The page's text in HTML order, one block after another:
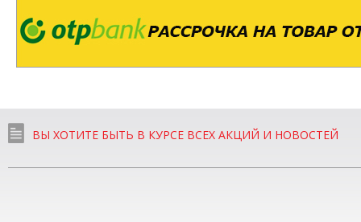
ВЫ ХОТИТЕ БЫТЬ В КУРСЕ ВСЕХ АКЦИЙ И НОВОСТЕЙ